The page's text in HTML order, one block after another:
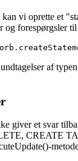
vi oprette et
og forespørgsler til
af
giver et svar
CREATE